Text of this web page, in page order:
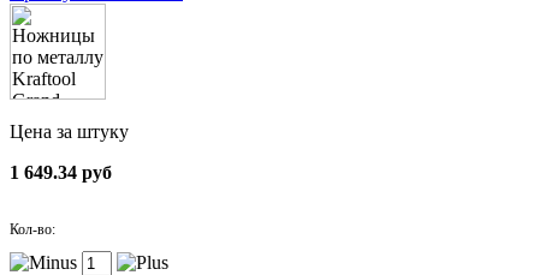
Цена за штуку
1 649.34 руб
Кол-во: